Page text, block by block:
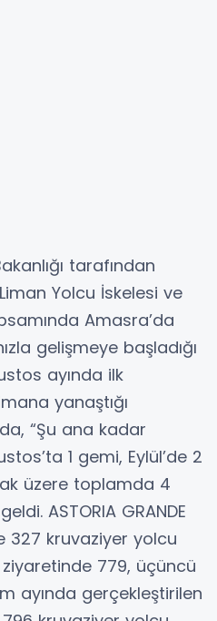
tarafından
Yolcu İskelesi ve
Amasra’da
gelişmeye başladığı
ayında ilk
yanaştığı
“Şu ana kadar
1 gemi, Eylül’de 2
üzere toplamda 4
ASTORIA GRANDE
327 kruvaziyer yolcu
ziyaretinde 779, üçüncü
ayında gerçekleştirilen